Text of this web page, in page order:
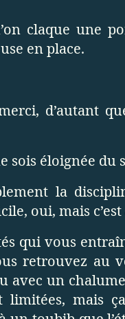
claque une
en place.
d’autant
sois éloignée du
la
oui, mais
qui vous
retrouvez au
avec un
limitées, mais